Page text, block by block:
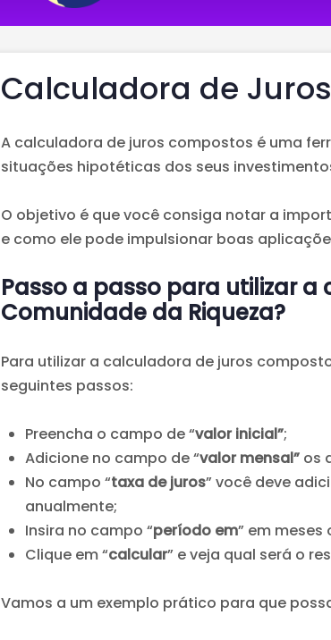
Calculadora de
A calculadora de juros compostos é uma
situações hipotéticas dos seus
O objetivo é que você consiga notar a
e como ele pode impulsionar boas
Passo a passo para utilizar
Comunidade da Riqueza?
Para utilizar a calculadora de juros
seguintes passos:
Preencha o campo de “valor inicial”;
Adicione no campo de “valor mensal” os
No campo “taxa de juros” você deve
anualmente;
Insira no campo “período em” em
Clique em “calcular” e veja qual será o
Vamos a um exemplo prático para que